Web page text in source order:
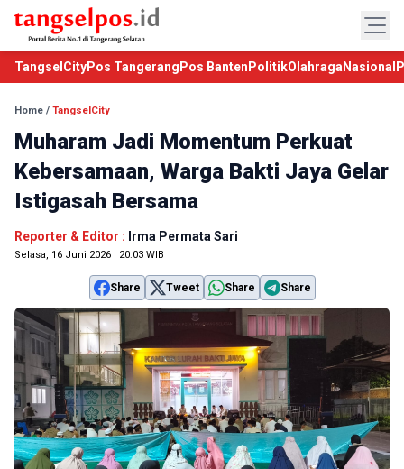
TangselCityPos Tangerang Pos Banten PolitikOlahraga Nasional
Home / TangselCity
Muharam Jadi Momentum Perkuat
Kebersamaan, Warga Bakti Jaya Gelar
Istigasah Bersama
Reporter & Editor : Irma Permata Sari
Selasa, 16 Juni 2026 | 20:03 WIB
Share Tweet Share Share